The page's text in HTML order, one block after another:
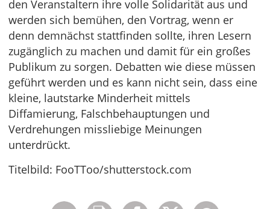
den Veranstaltern ihre volle Solidarität aus und
werden sich bemühen, den Vortrag, wenn er
denn demnächst stattfinden sollte, ihren Lesern
zugänglich zu machen und damit für ein großes
Publikum zu sorgen. Debatten wie diese müssen
geführt werden und es kann nicht sein, dass eine
kleine, lautstarke Minderheit mittels
Diffamierung, Falschbehauptungen und
Verdrehungen missliebige Meinungen
unterdrückt.
Titelbild: FooTToo/shutterstock.com